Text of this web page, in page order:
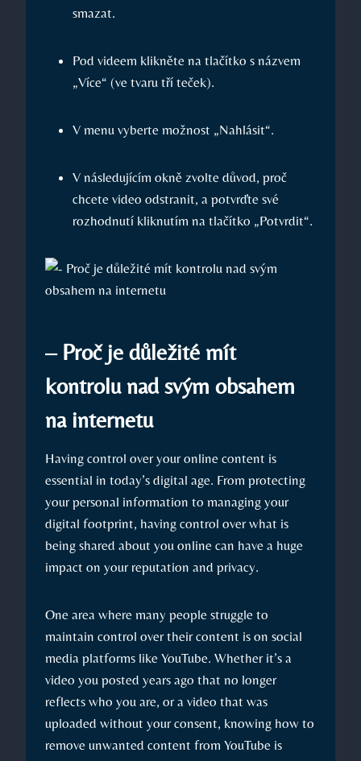
smazat.
Pod videem klikněte na tlačítko s názvem
„Více“ (ve tvaru tří teček).
V menu vyberte možnost „Nahlásit“.
V následujícím okně zvolte důvod, proč
chcete video odstranit, a potvrďte své
rozhodnutí kliknutím na tlačítko „Potvrdit“.
– Proč je důležité mít
kontrolu nad svým obsahem
na internetu
Having control over your online content is
essential in today’s digital age. From protecting
your personal information to managing your
digital footprint, having control over what is
being shared about you online can have a huge
impact on your reputation and privacy.
One area where many people struggle to
maintain control over their content is on social
media platforms like YouTube. Whether it’s a
video you posted years ago that no longer
reflects who you are, or a video that was
uploaded without your consent, knowing how to
remove unwanted content from YouTube is